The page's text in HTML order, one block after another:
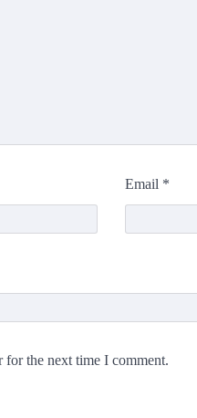
Email *
for the next time I comment.